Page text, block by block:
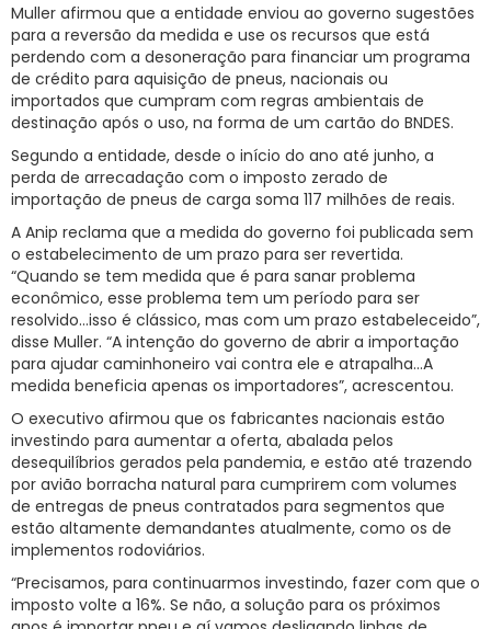
Muller afirmou que a entidade enviou ao governo sugestões
para a reversão da medida e use os recursos que está
perdendo com a desoneração para financiar um programa
de crédito para aquisição de pneus, nacionais ou
importados que cumpram com regras ambientais de
destinação após o uso, na forma de um cartão do BNDES.
Segundo a entidade, desde o início do ano até junho, a
perda de arrecadação com o imposto zerado de
importação de pneus de carga soma 117 milhões de reais.
A Anip reclama que a medida do governo foi publicada sem
o estabelecimento de um prazo para ser revertida.
“Quando se tem medida que é para sanar problema
econômico, esse problema tem um período para ser
resolvido…isso é clássico, mas com um prazo estabeleceido”,
disse Muller. “A intenção do governo de abrir a importação
para ajudar caminhoneiro vai contra ele e atrapalha…A
medida beneficia apenas os importadores”, acrescentou.
O executivo afirmou que os fabricantes nacionais estão
investindo para aumentar a oferta, abalada pelos
desequilíbrios gerados pela pandemia, e estão até trazendo
por avião borracha natural para cumprirem com volumes
de entregas de pneus contratados para segmentos que
estão altamente demandantes atualmente, como os de
implementos rodoviários.
“Precisamos, para continuarmos investindo, fazer com que o
imposto volte a 16%. Se não, a solução para os próximos